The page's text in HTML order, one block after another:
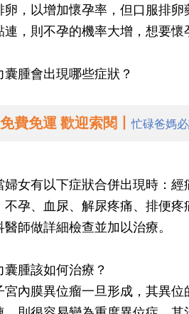
卵，以增加懷孕率，但口服排
連，則不孕的機率大增，想要懷
囊腫會出現哪些症狀？
免費免運 歡迎索閱丨忙碌爸媽
有以下症狀合併出現時：經
不孕、血尿、解尿疼痛、排便
師做詳細檢查並加以治療。
囊腫該如何治療？
膜異位瘤一旦形成，其異位